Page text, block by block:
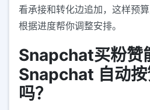
看承接和转化边追加，这样预
根据进度帮你调整安排。
Snapchat买粉赞
Snapchat 自动
吗？